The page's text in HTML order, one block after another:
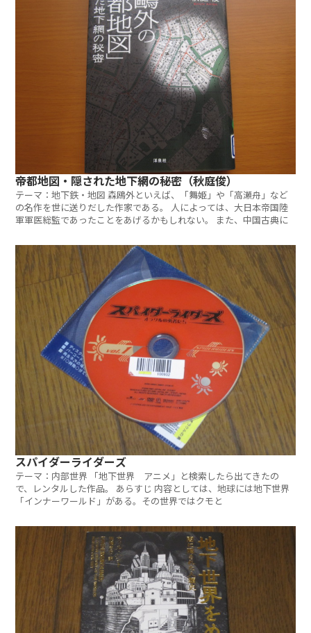
帝都地図・隠された地下網の秘密（秋庭俊）
テーマ：地下鉄・地図 森鴎外といえば、「舞姫」や「高瀬舟」など
の名作を世に送りだした作家である。 人によっては、大日本帝国陸
軍軍医総監であったことをあげるかもしれない。 また、中国古典に
スパイダーライダーズ
テーマ：内部世界 「地下世界 アニメ」と検索したら出てきたの
で、レンタルした作品。 あらすじ 内容としては、地球には地下世界
「インナーワールド」がある。その世界ではクモと